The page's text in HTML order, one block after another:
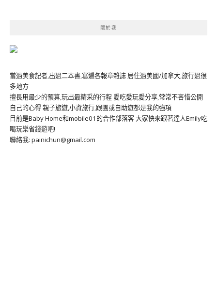
關於我
當過美食記者,出過二本書,寫遍各報章雜誌 居住過美國/加拿大,旅行過很
多地方
擅長用最少的預算,玩出最精采的行程 愛吃愛玩愛分享,常常不吝惜公開
自己的心得 親子旅遊,小資旅行,跟團或自助遊都是我的強項
目前是Baby Home和mobile01的合作部落客 大家快來跟著達人Emily吃
喝玩樂省錢遊吧!
聯絡我: painichun@gmail.com